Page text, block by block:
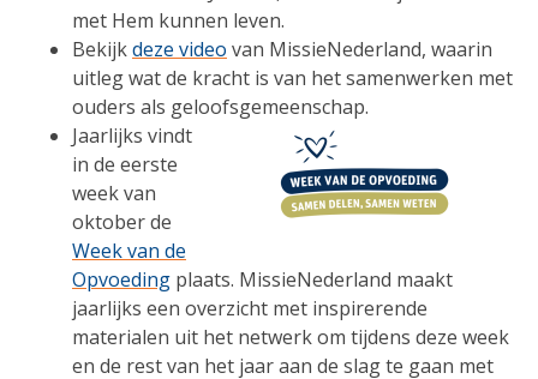
met Hem kunnen leven.
Bekijkdeze video van MissieNederland, waarin
uitleg wat de kracht is van het samenwerken met
ouders als geloofsgemeenschap.
Jaarlijks vindt
in de eerste
week van
oktober de
Week van de
Opvoeding plaats. MissieNederland maakt
jaarlijks een overzicht met inspirerende
materialen uit het netwerk om tijdens deze week
en de rest van het jaar aan de slag te gaan met